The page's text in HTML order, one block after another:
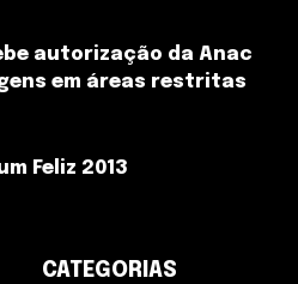
autorização da Anac
em áreas restritas
Feliz 2013
CATEGORIAS